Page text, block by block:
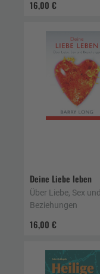
16,00 €
Deine Liebe leben
16,00 €
Über Liebe, Sex und
Beziehungen